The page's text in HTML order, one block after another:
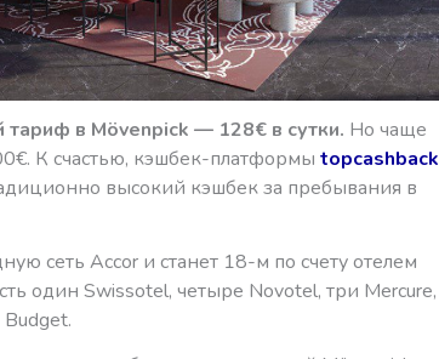
тариф в Mövenpick — 128€ в сутки. Но чаще
К счастью, кэшбек-платформы topcashback
высокий кэшбек за пребывания в
сеть Accor и станет 18-м по счету отелем
один Swissotel, четыре Novotel, три Mercure,